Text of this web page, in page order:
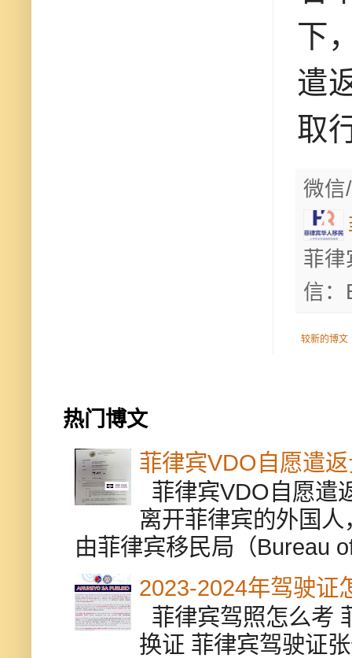
下
遣
取
微
菲律
信：
较新的博文
热门博文
菲律宾VDO自愿遣
菲律宾VDO自愿遣
离开菲律宾的外国
由菲律宾移民局（Bureau
2023-2024年驾驶证
菲律宾驾照怎么考
换证 菲律宾驾驶证